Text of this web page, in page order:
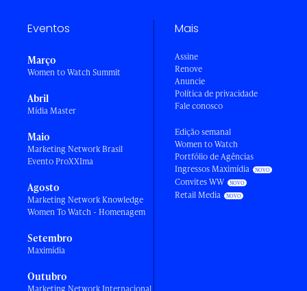
Eventos
Março
Women to Watch Summit
Abril
Mídia Master
Maio
Marketing Network Brasil
Evento ProXXIma
Agosto
Marketing Network Knowledge
Women To Watch - Homenagem
Setembro
Maximídia
Outubro
Mais
Assine
Renove
Anuncie
Política de privacidade
Fale conosco
Edição semanal
Women to Watch
Portfólio de Agências
Ingressos Maximídia
Convites WW
Retail Media